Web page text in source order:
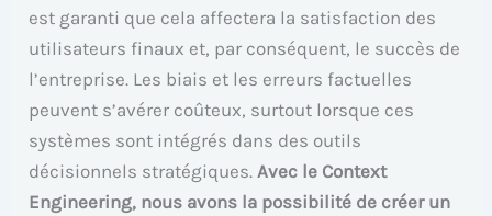
est garanti que cela affectera la satisfaction des
utilisateurs finaux et, par conséquent, le succès de
l’entreprise. Les biais et les erreurs factuelles
peuvent s’avérer coûteux, surtout lorsque ces
systèmes sont intégrés dans des outils
décisionnels stratégiques.Avec le Context
Engineering, nous avons la possibilité de créer un